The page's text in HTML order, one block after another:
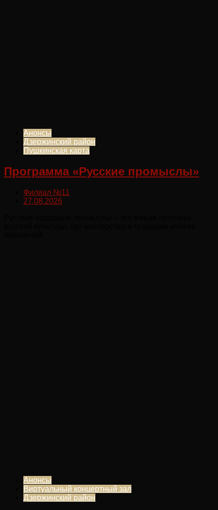
Анонсы
Дзержинский район
Пушкинская карта
Программа «Русские промыслы»
Филиал №11
27.08.2026
Анонсы
Виртуальный концертный зал
Дзержинский район